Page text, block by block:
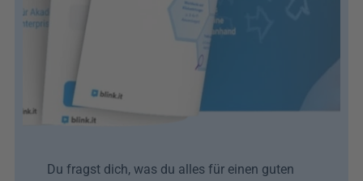
Du fragst dich, was du alles für einen guten